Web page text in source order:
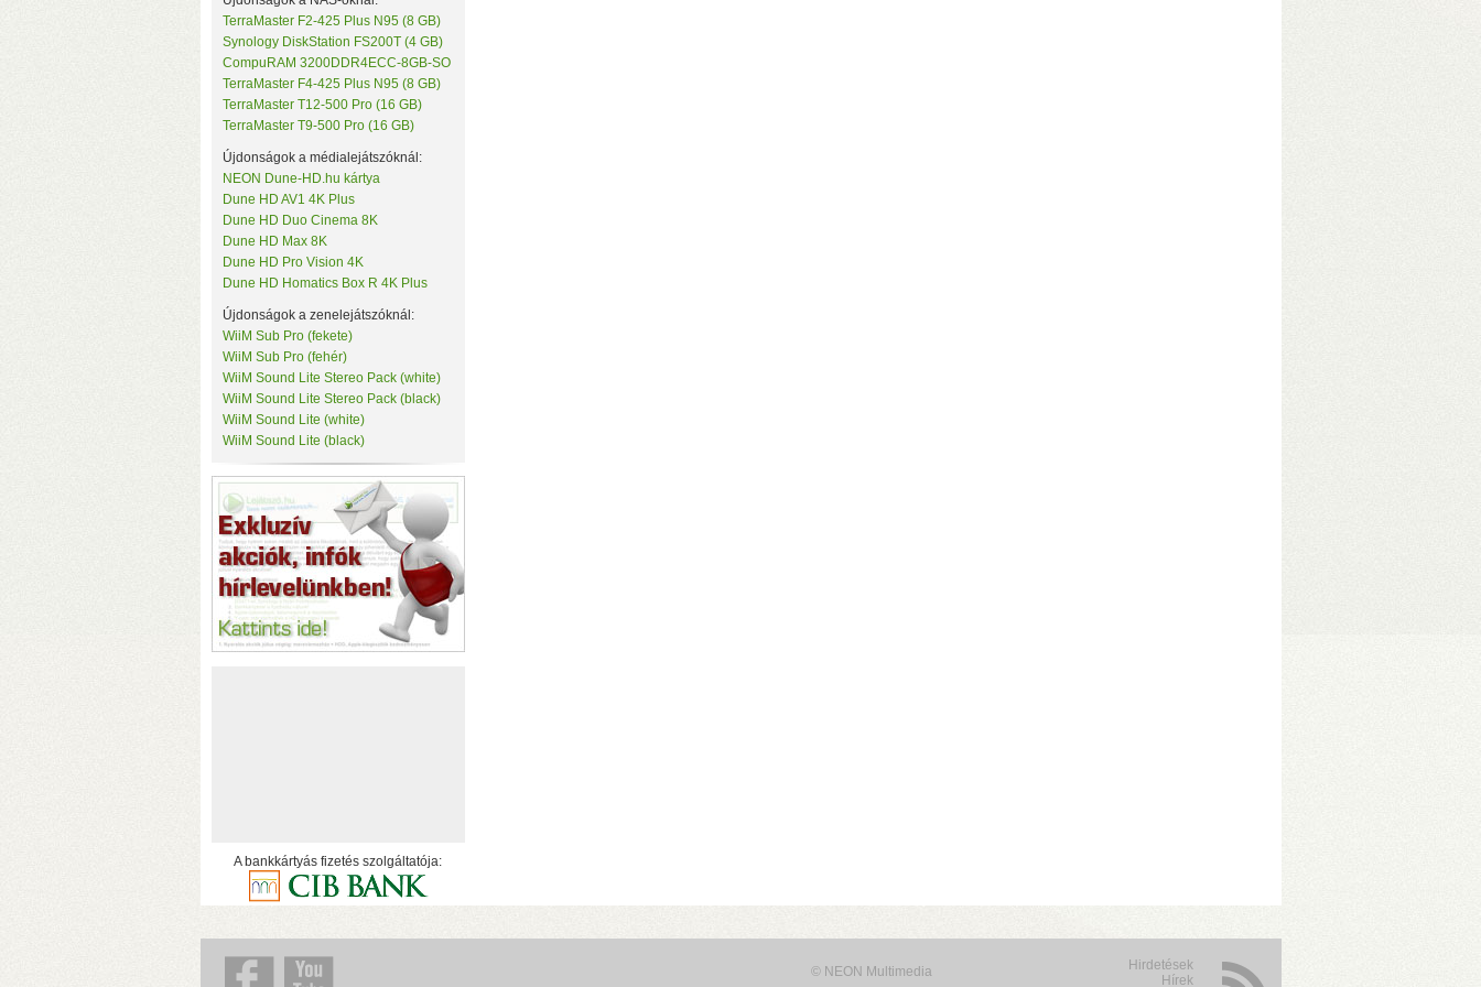
• USB 3.2 Gen2 csatlakozás (10 Gbit/sec) • Hardver RAID0/1/JBOD/Single módok • 1075 MB/s
• Hőfokszabályzós, extra
TerraMaster F2-425 Plus N95 (8 GB)
Synology DiskStation FS200T (4 GB)
CompuRAM 3200DDR4ECC-8GB-SO
TerraMaster F4-425 Plus N95 (8 GB)
TerraMaster T12-500 Pro (16 GB)
TerraMaster T9-500 Pro (16 GB)
Újdonságok a médialejátszóknál:
NEON Dune-HD.hu kártya
Dune HD AV1 4K Plus
Dune HD Duo Cinema 8K
Dune HD Max 8K
Dune HD Pro Vision 4K
Dune HD Homatics Box R 4K Plus
Újdonságok a zenelejátszóknál:
WiiM Sub Pro (fekete)
WiiM Sub Pro (fehér)
WiiM Sound Lite Stereo Pack (white)
WiiM Sound Lite Stereo Pack (black)
WiiM Sound Lite (white)
WiiM Sound Lite (black)
A bankkártyás fizetés szolgáltatója:
© NEON Multimedia
Hirdetések
Hírek